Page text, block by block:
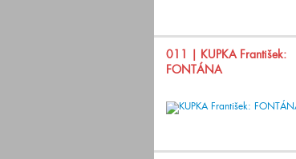
011 | KUPKA František:
FONTÁNA